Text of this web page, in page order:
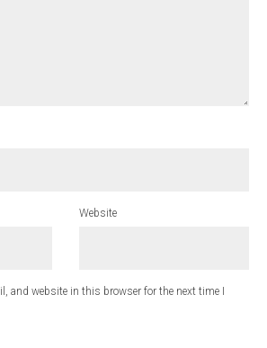
Website
and website in this browser for the next time I